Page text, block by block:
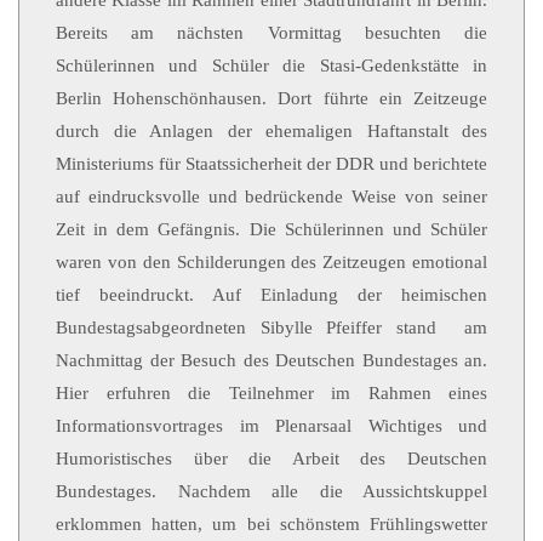
Bereits am nächsten Vormittag besuchten die
Schülerinnen und Schüler die Stasi-Gedenkstätte in
Berlin Hohenschönhausen. Dort führte ein Zeitzeuge
durch die Anlagen der ehemaligen Haftanstalt des
Ministeriums für Staatssicherheit der DDR und berichtete
auf eindrucksvolle und bedrückende Weise von seiner
Zeit in dem Gefängnis. Die Schülerinnen und Schüler
waren von den Schilderungen des Zeitzeugen emotional
tief beeindruckt. Auf Einladung der heimischen
Bundestagsabgeordneten Sibylle Pfeiffer stand am
Nachmittag der Besuch des Deutschen Bundestages an.
Hier erfuhren die Teilnehmer im Rahmen eines
Informationsvortrages im Plenarsaal Wichtiges und
Humoristisches über die Arbeit des Deutschen
Bundestages. Nachdem alle die Aussichtskuppel
erklommen hatten, um bei schönstem Frühlingswetter